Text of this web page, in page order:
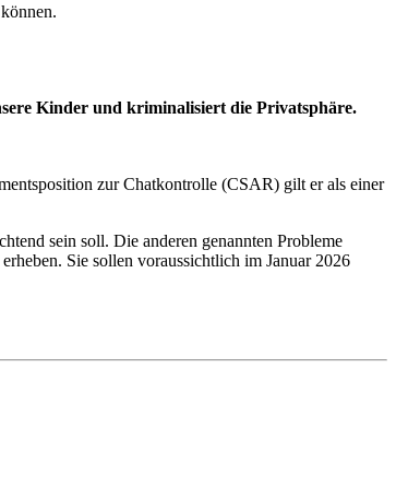
Kinder und kriminalisiert die Privatsphäre.
zur Chatkontrolle (CSAR) gilt er als einer
sein soll. Die anderen genannten Probleme
Sie sollen voraussichtlich im Januar 2026